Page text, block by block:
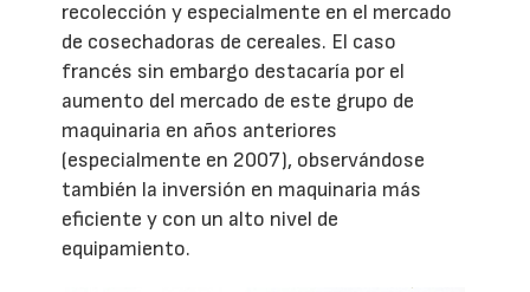
recolección y especialmente en el mercado
de cosechadoras de cereales. El caso
francés sin embargo destacaría por el
aumento del mercado de este grupo de
maquinaria en años anteriores
(especialmente en 2007), observándose
también la inversión en maquinaria más
eficiente y con un alto nivel de
equipamiento.